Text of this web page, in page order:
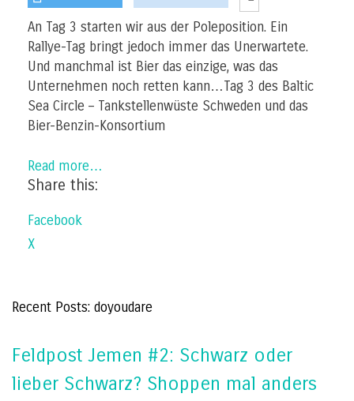
An Tag 3 starten wir aus der Poleposition. Ein
Rallye-Tag bringt jedoch immer das Unerwartete.
Und manchmal ist Bier das einzige, was das
Unternehmen noch retten kann…Tag 3 des Baltic
Sea Circle – Tankstellenwüste Schweden und das
Bier-Benzin-Konsortium
Read more…
Share this:
Facebook
X
Recent Posts: doyoudare
Feldpost Jemen #2: Schwarz oder
lieber Schwarz? Shoppen mal anders